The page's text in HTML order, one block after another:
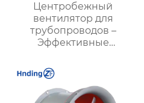
Центробежный
вентилятор для
трубопроводов –
Эффективные
вентиляции |
Hengding
Вентиляторы